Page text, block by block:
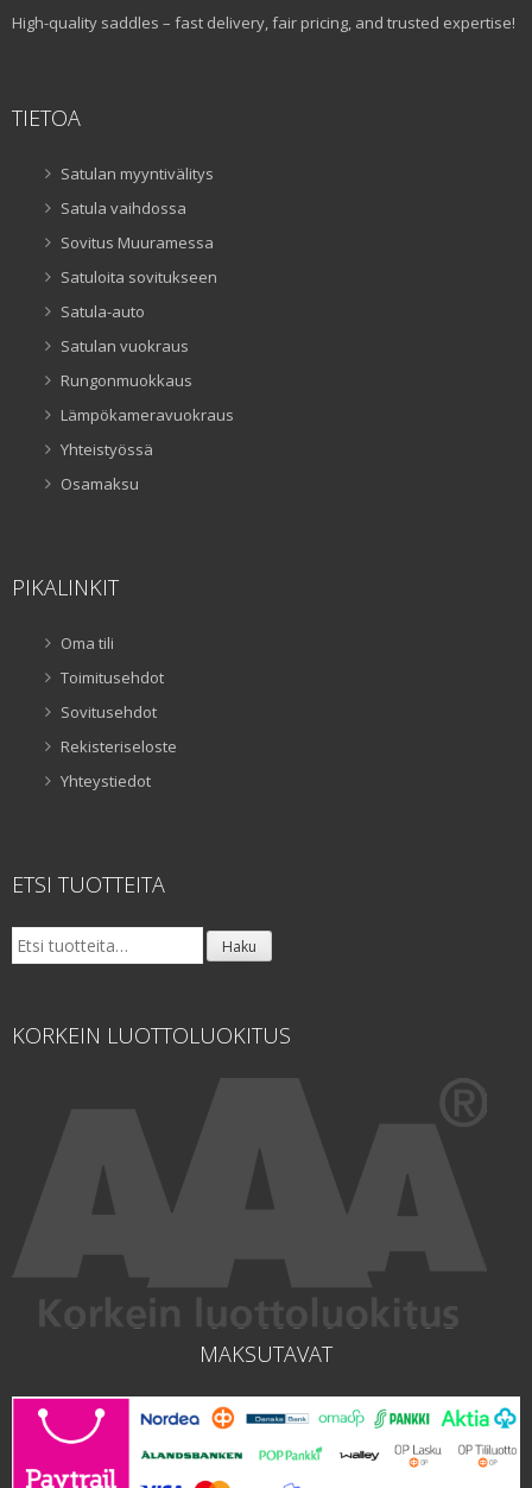
High-quality saddles – fast delivery, fair pricing, and trusted expertise!
TIETOA
Satulan myyntivälitys
Satula vaihdossa
Sovitus Muuramessa
Satuloita sovitukseen
Satula-auto
Satulan vuokraus
Rungonmuokkaus
Lämpökameravuokraus
Yhteistyössä
Osamaksu
PIKALINKIT
Oma tili
Toimitusehdot
Sovitusehdot
Rekisteriseloste
Yhteystiedot
ETSI TUOTTEITA
Etsi: Haku
KORKEIN LUOTTOLUOKITUS
MAKSUTAVAT